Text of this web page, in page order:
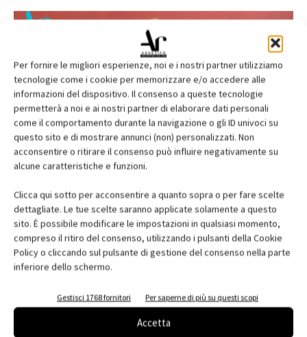
Per fornire le migliori esperienze, noi e i nostri partner utilizziamo
tecnologie come i cookie per memorizzare e/o accedere alle
informazioni del dispositivo. Il consenso a queste tecnologie
permetterà a noi e ai nostri partner di elaborare dati personali
come il comportamento durante la navigazione o gli ID univoci su
questo sito e di mostrare annunci (non) personalizzati. Non
acconsentire o ritirare il consenso può influire negativamente su
alcune caratteristiche e funzioni.
Clicca qui sotto per acconsentire a quanto sopra o per fare scelte
dettagliate. Le tue scelte saranno applicate solamente a questo
sito. È possibile modificare le impostazioni in qualsiasi momento,
compreso il ritiro del consenso, utilizzando i pulsanti della Cookie
Policy o cliccando sul pulsante di gestione del consenso nella parte
inferiore dello schermo.
Gestisci 1768 fornitori Per saperne di più su questi scopi
Accetta